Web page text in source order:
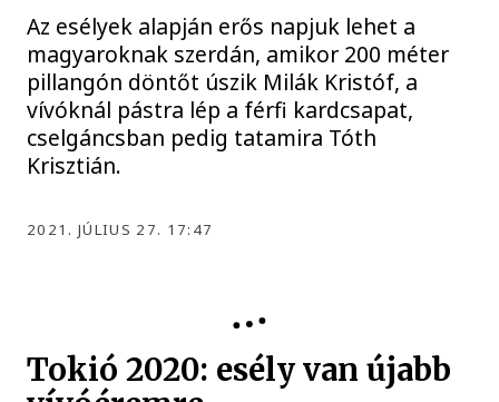
Az esélyek alapján erős napjuk lehet a
magyaroknak szerdán, amikor 200 méter
pillangón döntőt úszik Milák Kristóf, a
vívóknál pástra lép a férfi kardcsapat,
cselgáncsban pedig tatamira Tóth
Krisztián.
2021. JÚLIUS 27. 17:47
Tokió 2020: esély van újabb